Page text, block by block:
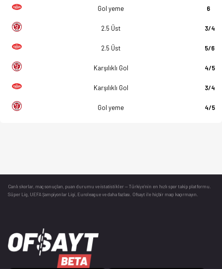
Gol yeme 6
2.5 Üst 3/4
2.5 Üst 5/6
Karşılıklı Gol 4/5
Karşılıklı Gol 3/4
Gol yeme 4/5
Canlı skorlar , maç sonuçları, puan durumu ve istatistikler — Türkiye’nin en hızlı spor takip platformu.
Süper Lig, UEFA Şampiyonlar Ligi, Euroleague ve daha fazlası. Ofsayt ile hiçbir maçı kaçırmayın.